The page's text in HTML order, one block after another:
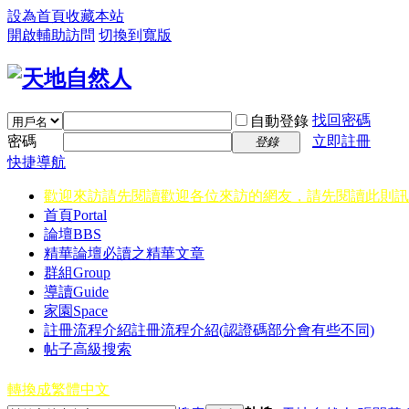
設為首頁收藏本站
開啟輔助訪問 切換到寬版
自動登錄 找回密碼
密碼
登錄
立即註冊
快捷導航
歡迎來訪請先閱讀歡迎各位來訪的網友，請先閱讀此則
首頁Portal
論壇BBS
精華論壇必讀之精華文章
群組Group
導讀Guide
家園 Space
註冊流程介紹註冊流程介紹(認證碼部分會有些不同)
帖子高級搜索
轉換成繁體中文